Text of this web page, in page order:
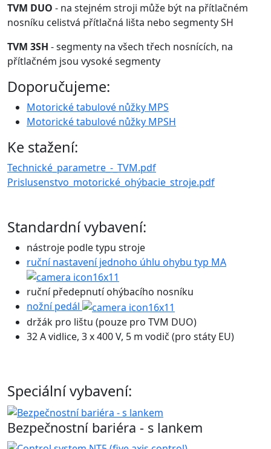
TVM DUO - na stejném stroji může být na přítlačném
nosníku celistvá přítlačná lišta nebo segmenty SH
TVM 3SH - segmenty na všech třech nosnících, na
přítlačném jsou vysoké segmenty
Doporučujeme:
Motorické tabulové nůžky MPS
Motorické tabulové nůžky MPSH
Ke stažení:
Technické_parametre_-_TVM.pdf
Prislusenstvo_motorické_ohýbacie_stroje.pdf
Standardní vybavení:
nástroje podle typu stroje
ruční nastavení jednoho úhlu ohybu typ MA
ruční předepnutí ohýbacího nosníku
nožní pedál
držák pro lištu (pouze pro TVM DUO)
32 A vidlice, 3 x 400 V, 5 m vodič (pro státy EU)
Speciální vybavení:
Bezpečnostní bariéra - s lankem